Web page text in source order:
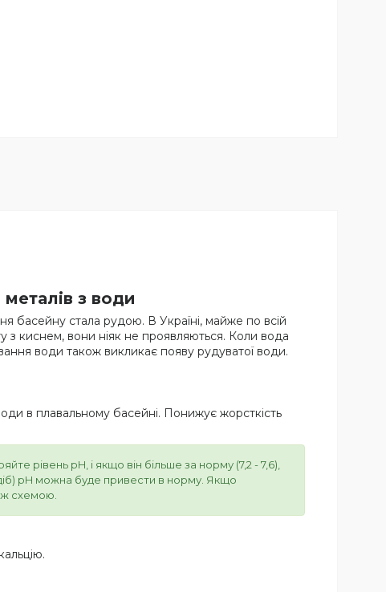
з води
басейну стала рудою. В Україні, майже по всій
з киснем, вони ніяк не проявляються. Коли вода
води також викликає появу рудуватої води.
в плавальному басейні. Понижує жорсткість
рівень pH, і якщо він більше за норму (7,2 - 7,6),
pH можна буде привести в норму. Якщо
ж схемою.